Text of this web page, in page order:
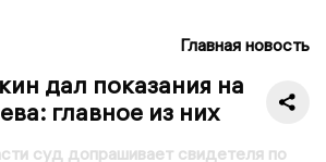
Главная новость
дал показания на
главное из них
суд допрашивает свидетеля по